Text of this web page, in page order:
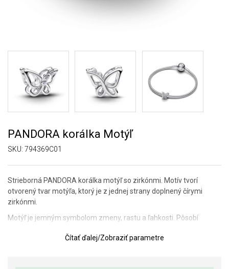
PANDORA korálka Motýľ
SKU: 794369C01
Strieborná PANDORA korálka motýľ so zirkónmi. Motív tvorí
otvorený tvar motýľa, ktorý je z jednej strany doplnený čírymi
zirkónmi.
Motýľ je jemným symbolom zmeny, rastu a ľahkosti. Pôsobí
kráčať v ústrety novým začiatkom.
Čítať ďalej/Zobraziť parametre